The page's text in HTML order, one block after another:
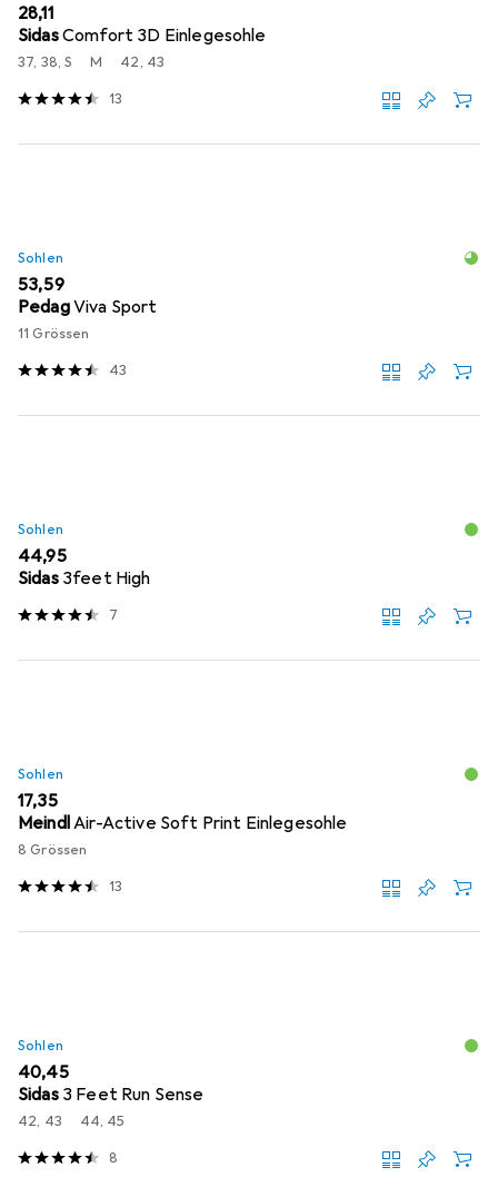
EUR
28,11
SidasComfort 3D Einlegesohle
37, 38, S M 42, 43
13
Sohlen
EUR
53,59
PedagViva Sport
11 Grössen
43
Sohlen
EUR
44,95
Sidas 3feet High
7
Sohlen
EUR
17,35
MeindlAir-Active Soft Print Einlegesohle
8 Grössen
13
Sohlen
EUR
40,45
Sidas 3 Feet Run Sense
42, 43 44, 45
8